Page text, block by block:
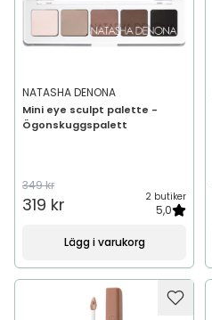
NATASHA DENONA
Mini eye sculpt palette -
Ögonskuggspalett
349 kr
319 kr 2 butiker
5,0
Lägg i varukorg